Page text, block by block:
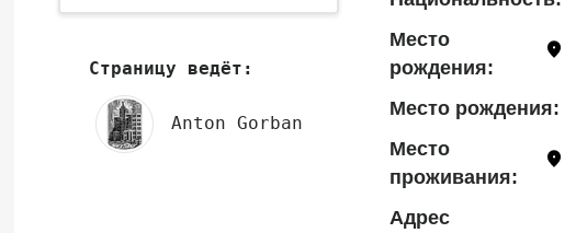
Страницу ведёт:
Anton Gorban
Место
рождения:
Место рождения:
Место
проживания:
Адрес